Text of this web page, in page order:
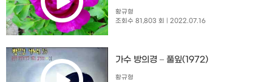
황규형
조회수 81,803 회
| 2022.07.16
가수 방의경 – 풀잎(1972)
황규형